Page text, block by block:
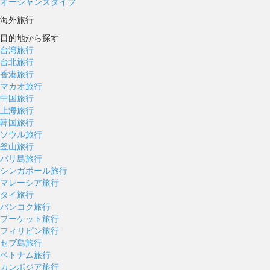
海外旅行
目的地から探す
台湾旅行
台北旅行
香港旅行
マカオ旅行
中国旅行
上海旅行
韓国旅行
ソウル旅行
釜山旅行
バリ島旅行
シンガポール旅行
マレーシア旅行
タイ旅行
バンコク旅行
プーケット旅行
フィリピン旅行
セブ島旅行
ベトナム旅行
カンボジア旅行